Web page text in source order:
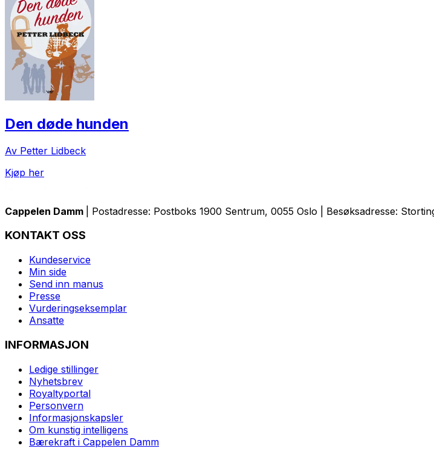
Den døde hunden
Av Petter Lidbeck
Kjøp her
Cappelen Damm | Postadresse: Postboks 1900 Sentrum, 0055 Oslo | Besøksadresse:
KONTAKT OSS
Kundeservice
Min side
Send inn manus
Presse
Vurderingseksemplar
Ansatte
INFORMASJON
Ledige stillinger
Nyhetsbrev
Royaltyportal
Personvern
Informasjonskapsler
Om kunstig intelligens
Bærekraft i Cappelen Damm